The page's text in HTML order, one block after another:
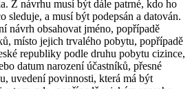
Z návrhu musí být dále patrné, kdo ho
sleduje, a musí být podepsán a datován.
návrh obsahovat jméno, popřípadě
místo jejich trvalého pobytu, popřípadě
republiky podle druhu pobytu cizince,
datum narození účastníků, přesné
uvedení povinnosti, která má být